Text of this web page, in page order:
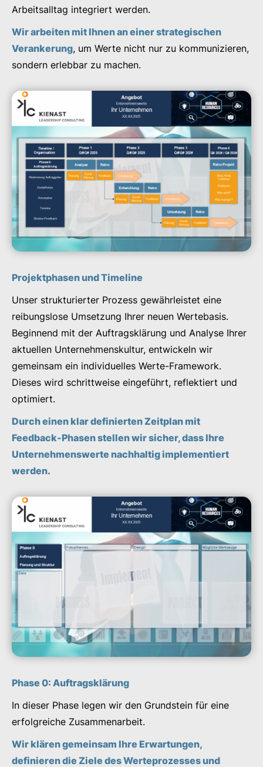
Arbeitsalltag integriert werden.
Wir arbeiten mit Ihnen an einer strategischen
Verankerung, um Werte nicht nur zu kommunizieren,
sondern erlebbar zu machen.
Projektphasen und Timeline
Unser strukturierter Prozess gewährleistet eine
reibungslose Umsetzung Ihrer neuen Wertebasis.
Beginnend mit der Auftragsklärung und Analyse Ihrer
aktuellen Unternehmenskultur, entwickeln wir
gemeinsam ein individuelles Werte-Framework.
Dieses wird schrittweise eingeführt, reflektiert und
optimiert.
Durch einen klar definierten Zeitplan mit
Feedback-Phasen stellen wir sicher, dass Ihre
Unternehmenswerte nachhaltig implementiert
werden.
Phase 0: Auftragsklärung
In dieser Phase legen wir den Grundstein für eine
erfolgreiche Zusammenarbeit.
Wir klären gemeinsam Ihre Erwartungen,
definieren die Ziele des Werteprozesses und